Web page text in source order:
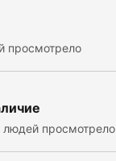
просмотрело
людей просмотрело